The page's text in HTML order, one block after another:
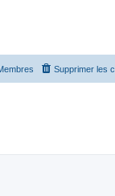
Supprimer les